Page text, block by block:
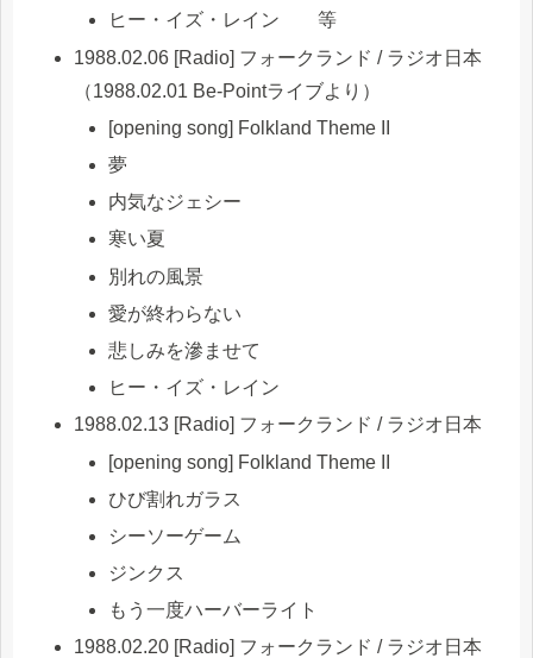
ヒー・イズ・レイン 等
1988.02.06 [Radio] フォークランド / ラジオ日本
（1988.02.01 Be-Pointライブより）
[opening song] Folkland Theme II
夢
内気なジェシー
寒い夏
別れの風景
愛が終わらない
悲しみを滲ませて
ヒー・イズ・レイン
1988.02.13 [Radio] フォークランド / ラジオ日本
[opening song] Folkland Theme II
ひび割れガラス
シーソーゲーム
ジンクス
もう一度ハーバーライト
1988.02.20 [Radio] フォークランド / ラジオ日本